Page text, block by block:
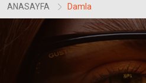
ANASAYFA Damla